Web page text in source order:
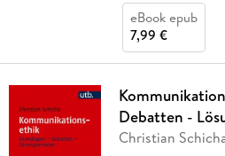
eBook epub
7,99 €
Debatten -
Christian